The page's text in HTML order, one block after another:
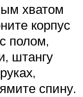
хватом
корпус
полом,
штангу
спину.